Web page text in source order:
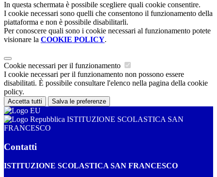
In questa schermata è possibile scegliere quali cookie consentire.
I cookie necessari sono quelli che consentono il funzionamento della
piattaforma e non è possibile disabilitarli.
Per conoscere quali sono i cookie necessari al funzionamento potete
visionare la COOKIE POLICY.
Cookie necessari per il funzionamento
I cookie necessari per il funzionamento non possono essere
disabilitati. È possibile consultare l'elenco nella pagina della cookie
policy.
Accetta tutti Salva le preferenze
ISTITUZIONE SCOLASTICA SAN
FRANCESCO
Contatti
ISTITUZIONE SCOLASTICA SAN FRANCESCO